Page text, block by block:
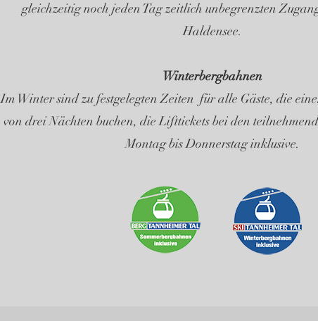
gleichzeitig noch jeden Tag zeitlich unbegrenzten
Haldensee.
Winterbergbahnen​
Im Winter sind zu festgelegten Zeiten für alle Gäste, die
von drei Nächten buchen, die Lifttickets bei den
Montag bis Donnerstag inklusive.